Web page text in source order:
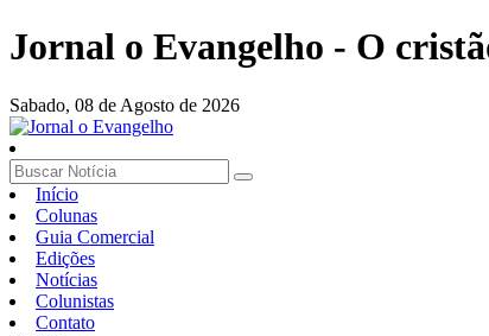
Jornal o Evangelho - O
Sabado, 08 de Agosto de 2026
Início
Colunas
Guia Comercial
Edições
Notícias
Colunistas
Contato